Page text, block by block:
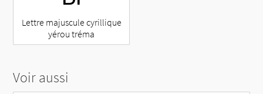
Lettre majuscule cyrillique
yérou tréma
Voir aussi